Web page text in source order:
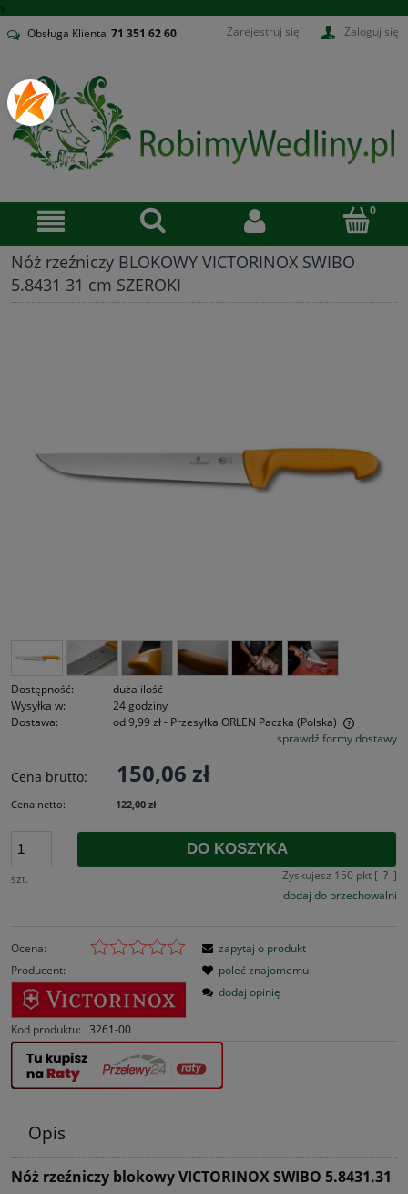
v
Obsługa Klienta 71 351 62 60 Zarejestruj się Zaloguj się
Nóż rzeźniczy BLOKOWY VICTORINOX SWIBO
5.8431 31 cm SZEROKI
Dostępność:
duża ilość
Wysyłka w:
24 godziny
Dostawa:
od 9,99 zł- Przesyłka ORLEN Paczka (Polska)
Cena nie zawiera ewentualnych kosztów płatnościsprawdź formy dostawy
Cena brutto: 150,06 zł
Cena netto: 122,00 zł
szt.
DO KOSZYKA
Zyskujesz 150 pkt [ ? ]
dodaj do przechowalni
Ocena:
Producent:
Kod produktu: 3261-00
zapytaj o produkt
poleć znajomemu
dodaj opinię
Opis
Nóż rzeźniczy blokowy VICTORINOX SWIBO 5.8431.31